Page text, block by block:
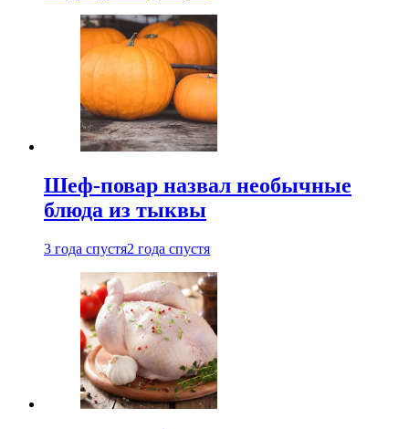
Шеф-повар назвал необычные
блюда из тыквы
3 года спустя2 года спустя